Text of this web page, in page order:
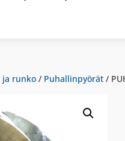
ja runko/ Puhallinpyörät/